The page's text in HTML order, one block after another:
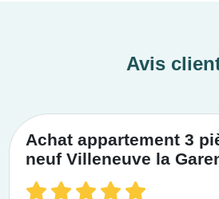
Avis
Achat appartement 3
neuf Villeneuve la